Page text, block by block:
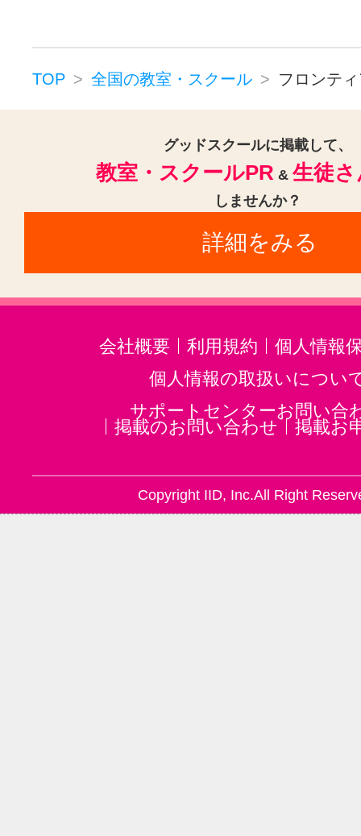
TOP 全国の教室・スクール フロンテ
グッドスクールに掲載して、
教室・スクールPR & 生徒
しませんか？
詳細をみる
会社概要 利用規約
個人情報
個人情報の取扱いについ
サポートセンターお問い合
掲載のお問い合わせ
掲載お
Copyright IID, Inc.All Right